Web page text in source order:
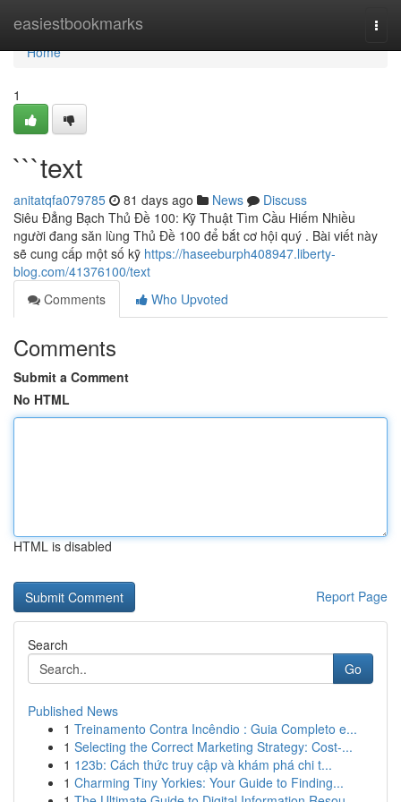
easiestbookmarks
Home
Home
1
```text
anitatqfa079785 81 days ago News
Discuss
Siêu Đẳng Bạch Thủ Đề 100: Kỹ Thuật Tìm Cầu Hiếm Nhiều
người đang săn lùng Thủ Đề 100 để bắt cơ hội quý . Bài viết này
sẽ cung cấp một số kỹ https://haseeburph408947.liberty-
blog.com/41376100/text
Comments
Who Upvoted
Comments
Submit a Comment
No HTML
HTML is disabled
Report Page
Search
Go
Published News
1 Treinamento Contra Incêndio : Guia Completo e...
1 Selecting the Correct Marketing Strategy: Cost-...
1 123b: Cách thức truy cập và khám phá chi t...
1 Charming Tiny Yorkies: Your Guide to Finding...